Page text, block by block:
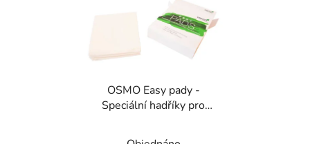
OSMO Easy pady -
Speciální hadříky pro
povrchů 325x340mm